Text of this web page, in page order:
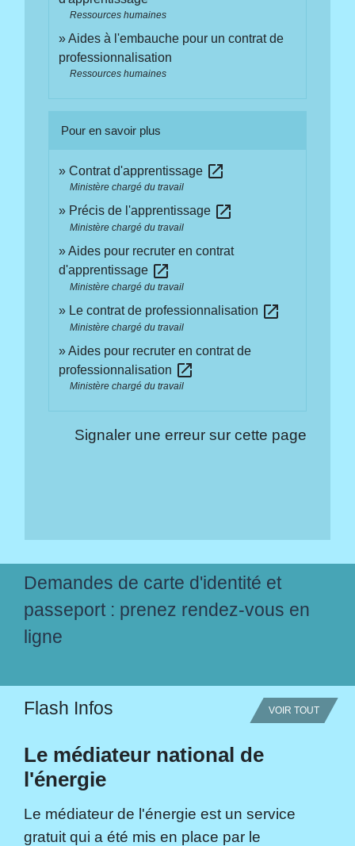
Ressources humaines
Aides à l'embauche pour un contrat de
professionnalisation
Ressources humaines
Pour en savoir plus
Contrat d'apprentissage open_in_new
Ministère chargé du travail
Précis de l'apprentissage open_in_new
Ministère chargé du travail
Aides pour recruter en contrat
d'apprentissage open_in_new
Ministère chargé du travail
Le contrat de professionnalisation open_in_new
Ministère chargé du travail
Aides pour recruter en contrat de
professionnalisation open_in_new
Ministère chargé du travail
Signaler une erreur sur cette page
Demandes de carte d'identité et
passeport : prenez rendez-vous en
ligne
Flash Infos VOIR TOUT
Le médiateur national de
l'énergie
Le médiateur de l'énergie est un service
gratuit qui a été mis en place par le